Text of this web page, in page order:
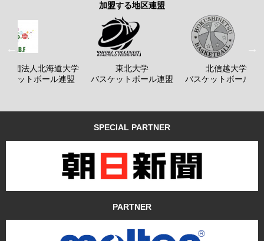
加盟する地区連盟
社団法人北海道大学
ケットボール連盟
東北大学
バスケットボール連盟
北信越大学
バスケットボール連
SPECIAL PARTNER
PARTNER